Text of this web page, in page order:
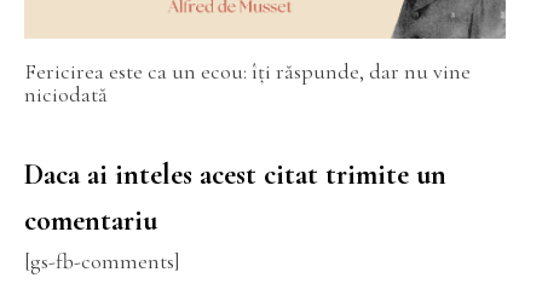
Fericirea este ca un ecou: îți răspunde, dar nu vine
niciodată
Daca ai inteles acest citat trimite un
comentariu
[gs-fb-comments]